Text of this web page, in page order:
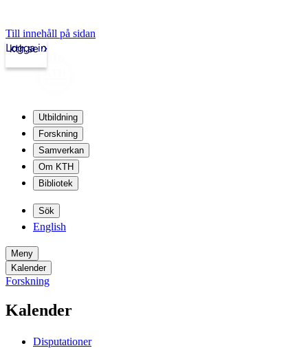
Till innehåll på sidan
kth.se
Logga in
Utbildning
Forskning
Samverkan
Om KTH
Bibliotek
Sök
English
Meny
Kalender
Forskning
Kalender
Disputationer